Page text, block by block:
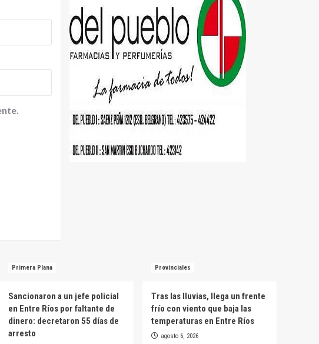
Primera Plana
Sancionaron a un jefe policial
en Entre Ríos por faltante de
dinero: decretaron 55 días de
arresto
Provinciales
Tras las lluvias, llega un frente
frío con viento que baja las
temperaturas en Entre Ríos
agosto 6, 2026